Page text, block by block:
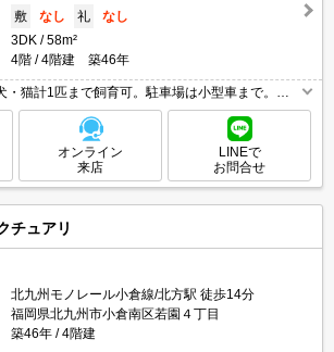
敷
なし 礼
なし
3DK
58m²
4階
4階建 築46年
・猫計1匹まで飼育可。駐車場は小型車まで。保
総額50%、更新料1万円/年）。エアコン2基、内
場合、家賃2,000円増。
オンライン
来店
LINEで
お問合せ
チュアリ
北九州モノレール小倉線/北方駅 徒歩14分
福岡県北九州市小倉南区若園４丁目
築46年
4階建